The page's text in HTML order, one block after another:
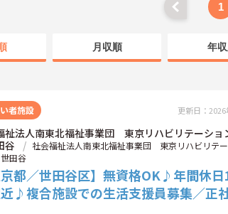
1
月収順 年
者施設 更新日：2026
祉法人南東北福祉事業団 東京リハビリテーショ
谷
社会福祉法人南東北福祉事業団 東京リハビリテ
田谷
京都／世田谷区】無資格OK♪年間休
♪複合施設での生活支援員募集／正